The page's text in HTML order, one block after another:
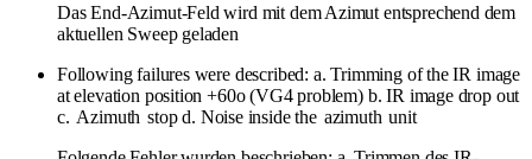
Das End-Azimut-Feld wird mit dem Azimut entsprechend dem
aktuellen Sweep geladen
Following failures were described: a. Trimming of the IR image
at elevation position +60o (VG4 problem) b. IR image drop out
c. Azimuth stop d. Noise inside the azimuth unit